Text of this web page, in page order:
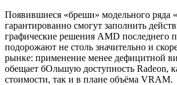
Появившиеся «бреши» модельного ряда
гарантированно смогут заполнить
графические решения AMD последнего
подорожают не столь значительно и
рынке: применение менее дефицитной
обещает бОльшую доступность Radeon,
стоимости, так и в плане объёма VRAM.